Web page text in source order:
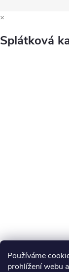
Používáme
prohlížení webu
×
Splátková